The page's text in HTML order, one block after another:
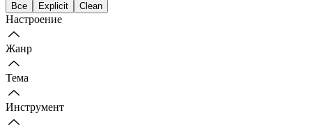
Все Explicit Clean
Настроение
Жанр
Тема
Инструмент